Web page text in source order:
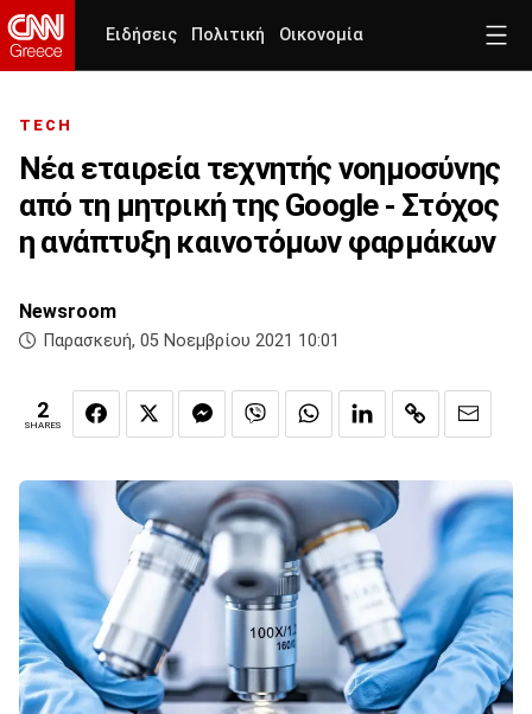
Ειδήσεις Πολιτική Οικονομία
TECH
Νέα εταιρεία τεχνητής νοημοσύνης
από τη μητρική της Google - Στόχος
η ανάπτυξη καινοτόμων φαρμάκων
Newsroom
Παρασκευή, 05 Νοεμβρίου 2021 10:01
2
SHARES